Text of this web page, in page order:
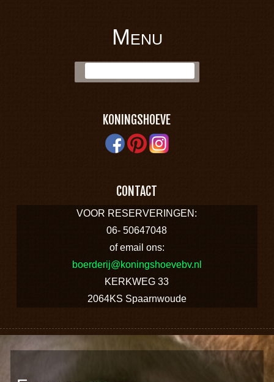
BOERDERIJ
KONINGSHOEVE
Menu
KONINGSHOEVE
CONTACT
VOOR RESERVERINGEN:
06- 50647048
of email ons:
boerderij@koningshoevebv.nl
KERKWEG 33
2064KS Spaarnwoude